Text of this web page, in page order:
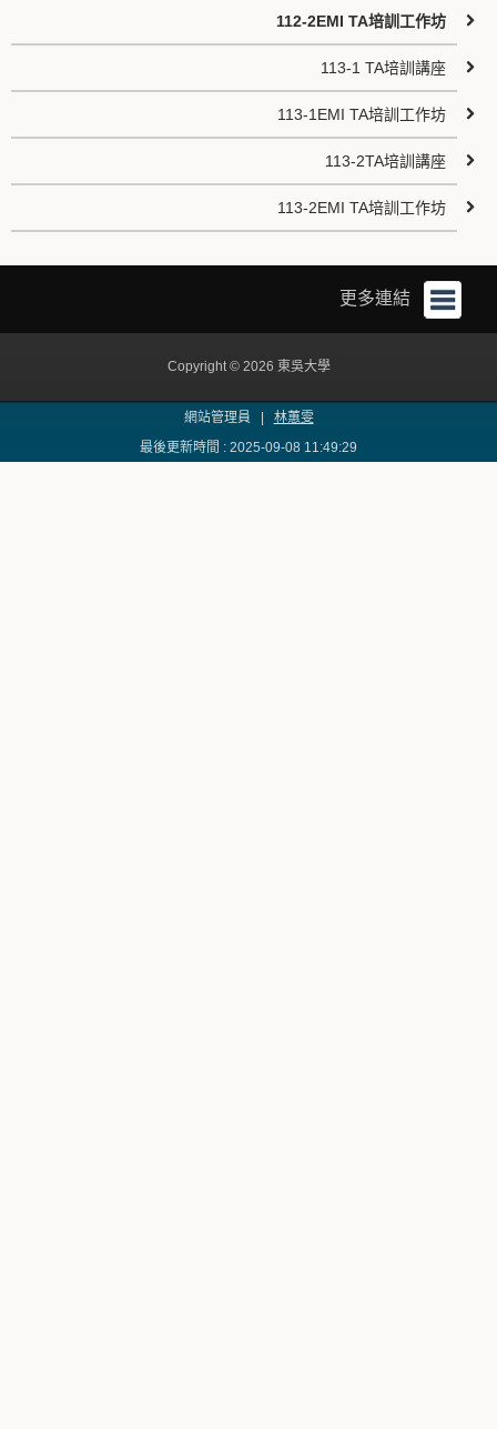
112-2EMI TA培訓工作坊
113-1 TA培訓講座
113-1EMI TA培訓工作坊
113-2TA培訓講座
113-2EMI TA培訓工作坊
更多連結
Copyright © 2026 東吳大學
網站管理員 | 林蕙雯
最後更新時間 : 2025-09-08 11:49:29